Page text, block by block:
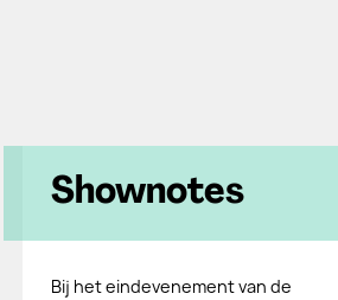
Shownotes
Bij het eindevenement van de